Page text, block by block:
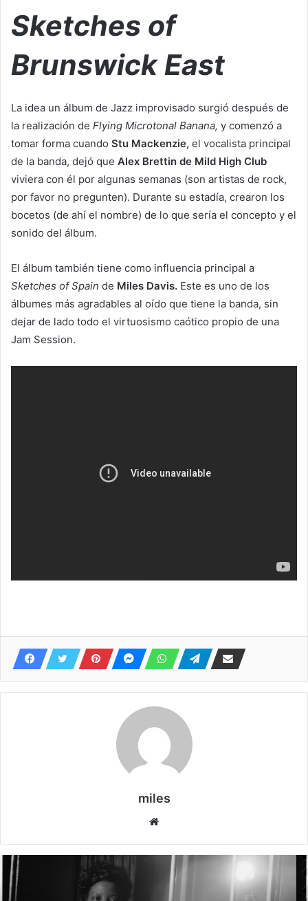
Sketches of
BrunswickEast
La idea un álbum de Jazz improvisado surgió después de
la realización de Flying Microtonal Banana, y comenzó a
tomar forma cuando Stu Mackenzie, el vocalista principal
de la banda, dejó que Alex Brettin de Mild High Club
viviera con él por algunas semanas (son artistas de rock,
por favor no pregunten). Durante su estadía, crearon los
bocetos (de ahí el nombre) de lo que sería el concepto y el
sonido del álbum.
El álbum también tiene como influencia principal a
Sketches of Spain de Miles Davis. Este es uno de los
álbumes más agradables al oído que tiene la banda, sin
dejar de lado todo el virtuosismo caótico propio de una
Jam Session.
miles
Website